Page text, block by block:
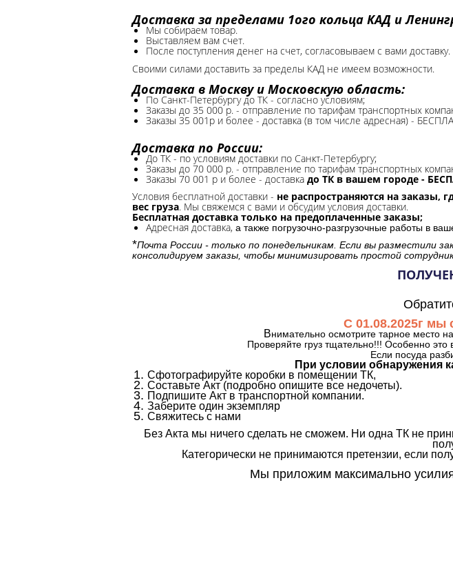
Доставка за пределами 1ого кольца КАД и
Мы собираем товар.
Выставляем вам счет.
После поступления денег на счет, согласовываем с вами доставку.
Своими силами доставить за пределы КАД не имеем возможности.​
Доставка в Москву и Московскую область:
По Санкт-Петербургу до ТК - согласно условиям;
Заказы до 35 000 р. - отправление по тарифам транспортных
Заказы 35 001р и более - доставка (в том числе адресная) -
Доставка по России:
До ТК - по условиям доставки по Санкт-Петербургу;
Заказы до 70 000 р. - отправление по тарифам транспортных
Заказы 70 001 р и более - доставка до ТК в вашем городе -
Условия бесплатной доставки - не распространяются на заказы,
вес груза. Мы свяжемся с вами и обсудим условия доставки.
Бесплатная доставка только на предоплаченные заказы;
Адресная доставка, а также погрузочно-разгрузочные работы в
*Почта России - только по понедельникам. Если вы разместили
консолидируем заказы, чтобы минимизировать простой
С 01.08.2025г мы
Внимательно осмотрите тарное место
Проверяйте груз тщательно!!! Особенно
Если посуда
При условии обнаружения
Сфотографируйте коробки в помещении ТК,
Составьте Акт (подробно опишите все недочеты).
Подпишите Акт в транспортной компании.
Заберите один экземпляр
Свяжитесь с нами
Без Акта мы ничего сделать не сможем. Ни одна ТК не
Категорически не принимаются претензии, если
Мы приложим максимально